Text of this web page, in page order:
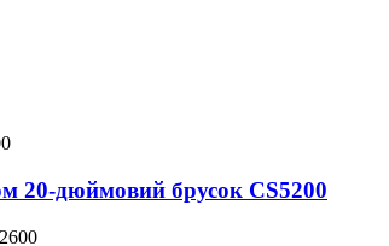
20-дюймовий брусок CS5200